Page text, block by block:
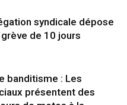
syndicale dépose
de 10 jours
banditisme : Les
présentent des